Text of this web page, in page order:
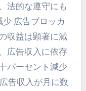
法的な遵守にも
広告ブロッカ
収益は顕著に減
広告収入に依存
パーセント減少
告収入が月に数